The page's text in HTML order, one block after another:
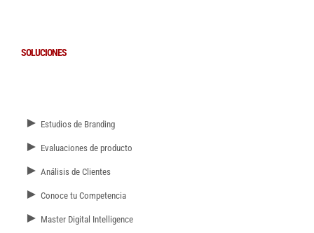
SOLUCIONES
► Estudios de Branding
► Evaluaciones de producto
► Análisis de Clientes
► Conoce tu Competencia
► Master Digital Intelligence